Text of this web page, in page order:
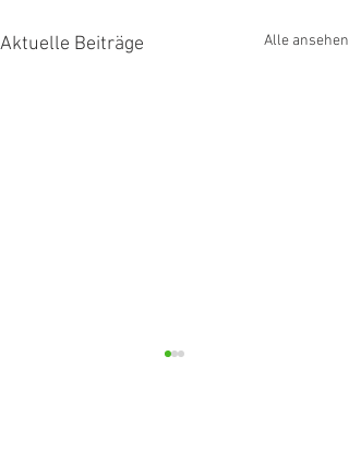
Aktuelle Beiträge Alle ansehen